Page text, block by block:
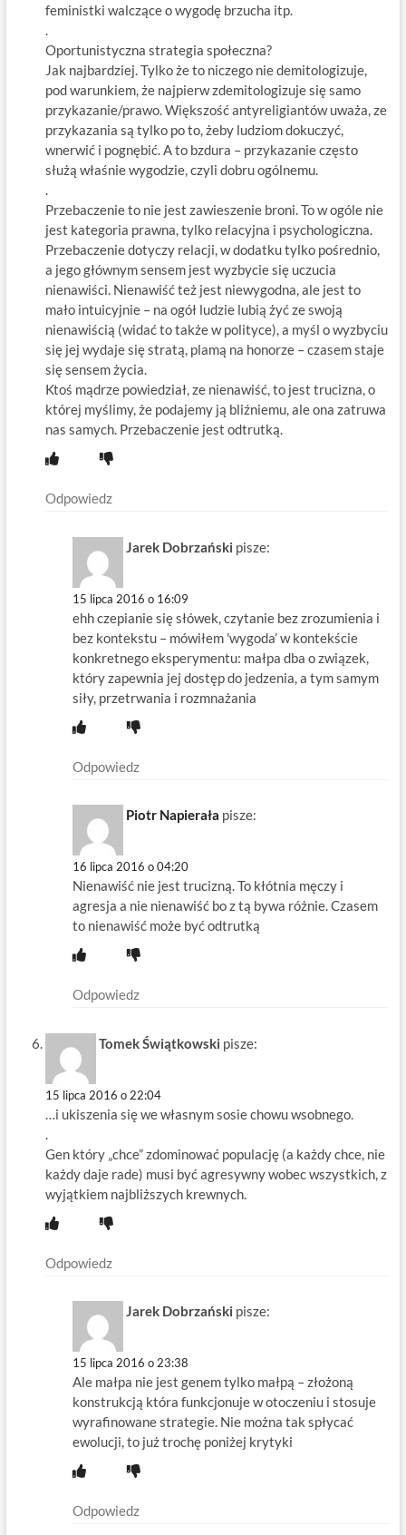
feministki walczące o wygodę brzucha itp.
.
Oportunistyczna strategia społeczna?
Jak najbardziej. Tylko że to niczego nie demitologizuje,
pod warunkiem, że najpierw zdemitologizuje się samo
przykazanie/prawo. Większość antyreligiantów uważa, ze
przykazania są tylko po to, żeby ludziom dokuczyć,
wnerwić i pognębić. A to bzdura – przykazanie często
służą właśnie wygodzie, czyli dobru ogólnemu.
.
Przebaczenie to nie jest zawieszenie broni. To w ogóle nie
jest kategoria prawna, tylko relacyjna i psychologiczna.
Przebaczenie dotyczy relacji, w dodatku tylko pośrednio,
a jego głównym sensem jest wyzbycie się uczucia
nienawiści. Nienawiść też jest niewygodna, ale jest to
mało intuicyjnie – na ogół ludzie lubią żyć ze swoją
nienawiścią (widać to także w polityce), a myśl o wyzbyciu
się jej wydaje się stratą, plamą na honorze – czasem staje
się sensem życia.
Ktoś mądrze powiedział, ze nienawiść, to jest trucizna, o
której myślimy, że podajemy ją bliźniemu, ale ona zatruwa
nas samych. Przebaczenie jest odtrutką.
Odpowiedz
Jarek Dobrzański pisze:
15 lipca 2016 o 16:09
ehh czepianie się słówek, czytanie bez zrozumienia i
bez kontekstu – mówiłem 'wygoda’ w kontekście
konkretnego eksperymentu: małpa dba o związek,
który zapewnia jej dostęp do jedzenia, a tym samym
siły, przetrwania i rozmnażania
Odpowiedz
Piotr Napierała pisze:
16 lipca 2016 o 04:20
Nienawiść nie jest trucizną. To kłótnia męczy i
agresja a nie nienawiść bo z tą bywa różnie. Czasem
to nienawiść może być odtrutką
Odpowiedz
Tomek Świątkowski pisze:
15 lipca 2016 o 22:04
…i ukiszenia się we własnym sosie chowu wsobnego.
Gen który „chce” zdominować populację (a każdy chce, nie
każdy daje rade) musi być agresywny wobec wszystkich, z
wyjątkiem najbliższych krewnych.
Odpowiedz
Jarek Dobrzański pisze:
15 lipca 2016 o 23:38
Ale małpa nie jest genem tylko małpą – złożoną
konstrukcją która funkcjonuje w otoczeniu i stosuje
wyrafinowane strategie. Nie można tak spłycać
ewolucji, to już trochę poniżej krytyki
Odpowiedz